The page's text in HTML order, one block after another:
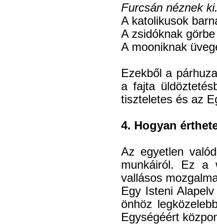
Furcsán néznek
A katolikusok
A zsidóknak
A mooniknak
Ezekből a
a fajta
tiszteletes és az
4. Hogyan
Az egyetlen
munkáiról. Ez a
vallásos
Egy Isteni
önhöz
Egységéért